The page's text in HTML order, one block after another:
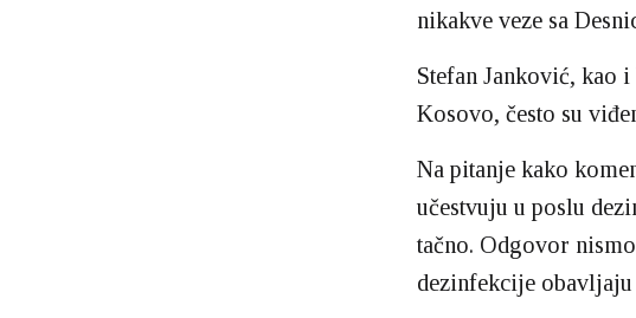
nikakve veze sa
Stefan Janković, kao
Kosovo, često su
Na pitanje kako
učestvuju u poslu
tačno. Odgovor
dezinfekcije